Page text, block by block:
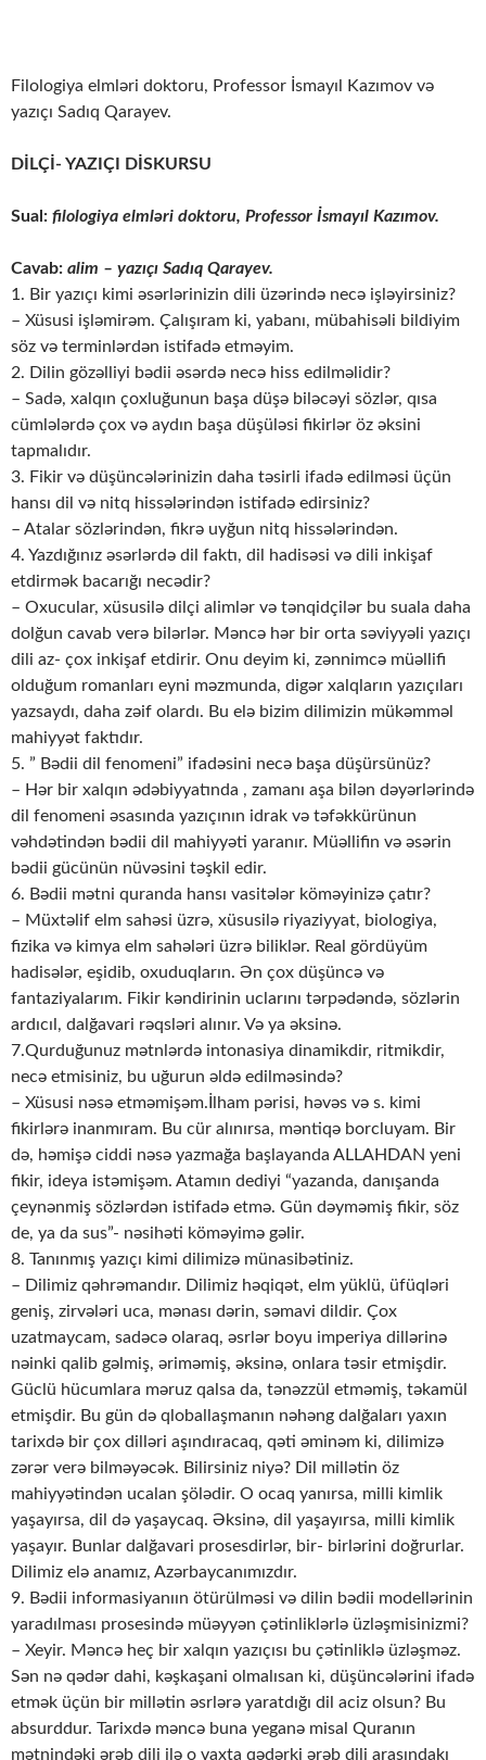
Filologiya elmləri doktoru, Professor İsmayıl Kazımov və
yazıçı Sadıq Qarayev.
DİLÇİ- YAZIÇI DİSKURSU
Sual: filologiya elmləri doktoru, Professor İsmayıl Kazımov.
Cavab: alim – yazıçı Sadıq Qarayev.
1. Bir yazıçı kimi əsərlərinizin dili üzərində necə işləyirsiniz?
– Xüsusi işləmirəm. Çalışıram ki, yabanı, mübahisəli bildiyim
söz və terminlərdən istifadə etməyim.
2. Dilin gözəlliyi bədii əsərdə necə hiss edilməlidir?
– Sadə, xalqın çoxluğunun başa düşə biləcəyi sözlər, qısa
cümlələrdə çox və aydın başa düşüləsi fikirlər öz əksini
tapmalıdır.
3. Fikir və düşüncələrinizin daha təsirli ifadə edilməsi üçün
hansı dil və nitq hissələrindən istifadə edirsiniz?
– Atalar sözlərindən, fikrə uyğun nitq hissələrindən.
4. Yazdığınız əsərlərdə dil faktı, dil hadisəsi və dili inkişaf
etdirmək bacarığı necədir?
– Oxucular, xüsusilə dilçi alimlər və tənqidçilər bu suala daha
dolğun cavab verə bilərlər. Məncə hər bir orta səviyyəli yazıçı
dili az- çox inkişaf etdirir. Onu deyim ki, zənnimcə müəllifi
olduğum romanları eyni məzmunda, digər xalqların yazıçıları
yazsaydı, daha zəif olardı. Bu elə bizim dilimizin mükəmməl
mahiyyət faktıdır.
5. ” Bədii dil fenomeni” ifadəsini necə başa düşürsünüz?
– Hər bir xalqın ədəbiyyatında , zamanı aşa bilən dəyərlərində
dil fenomeni əsasında yazıçının idrak və təfəkkürünun
vəhdətindən bədii dil mahiyyəti yaranır. Müəllifin və əsərin
bədii gücünün nüvəsini təşkil edir.
6. Bədii mətni quranda hansı vasitələr köməyinizə çatır?
– Müxtəlif elm sahəsi üzrə, xüsusilə riyaziyyat, biologiya,
fizika və kimya elm sahələri üzrə biliklər. Real gördüyüm
hadisələr, eşidib, oxuduqların. Ən çox düşüncə və
fantaziyalarım. Fikir kəndirinin uclarını tərpədəndə, sözlərin
ardıcıl, dalğavari rəqsləri alınır. Və ya əksinə.
7.Qurduğunuz mətnlərdə intonasiya dinamikdir, ritmikdir,
necə etmisiniz, bu uğurun əldə edilməsində?
– Xüsusi nəsə etməmişəm.İlham pərisi, həvəs və s. kimi
fikirlərə inanmıram. Bu cür alınırsa, məntiqə borcluyam. Bir
də, həmişə ciddi nəsə yazmağa başlayanda ALLAHDAN yeni
fikir, ideya istəmişəm. Atamın dediyi “yazanda, danışanda
çeynənmiş sözlərdən istifadə etmə. Gün dəyməmiş fikir, söz
de, ya da sus”- nəsihəti köməyimə gəlir.
8. Tanınmış yazıçı kimi dilimizə münasibətiniz.
– Dilimiz qəhrəmandır. Dilimiz həqiqət, elm yüklü, üfüqləri
geniş, zirvələri uca, mənası dərin, səmavi dildir. Çox
uzatmaycam, sadəcə olaraq, əsrlər boyu imperiya dillərinə
nəinki qalib gəlmiş, əriməmiş, əksinə, onlara təsir etmişdir.
Güclü hücumlara məruz qalsa da, tənəzzül etməmiş, təkamül
etmişdir. Bu gün də qloballaşmanın nəhəng dalğaları yaxın
tarixdə bir çox dilləri aşındıracaq, qəti əminəm ki, dilimizə
zərər verə bilməyəcək. Bilirsiniz niyə? Dil millətin öz
mahiyyətindən ucalan şölədir. O ocaq yanırsa, milli kimlik
yaşayırsa, dil də yaşaycaq. Əksinə, dil yaşayırsa, milli kimlik
yaşayır. Bunlar dalğavari prosesdirlər, bir- birlərini doğrurlar.
Dilimiz elə anamız, Azərbaycanımızdır.
9. Bədii informasiyanıın ötürülməsi və dilin bədii modellərinin
yaradılması prosesində müəyyən çətinliklərlə üzləşmisinizmi?
– Xeyir. Məncə heç bir xalqın yazıçısı bu çətinliklə üzləşməz.
Sən nə qədər dahi, kəşkaşani olmalısan ki, düşüncələrini ifadə
etmək üçün bir millətin əsrlərə yaratdığı dil aciz olsun? Bu
absurddur. Tarixdə məncə buna yeganə misal Quranın
mətnindəki ərəb dili ilə o vaxta qədərki ərəb dili arasındakı